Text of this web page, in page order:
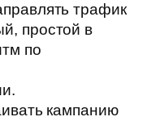
трафик
простой в
по
кампанию